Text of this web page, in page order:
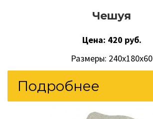
Чешуя
Цена: 420 руб.
Размеры: 240x180x60
Подробнее